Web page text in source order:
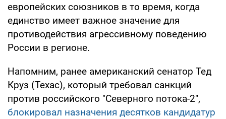
европейских союзников в то время, когда
единство имеет важное значение для
противодействия агрессивному поведению
России в регионе.
Напомним, ранее американский сенатор Тед
Круз (Техас), который требовал санкций
против российского "Северного потока-2",
блокировал назначения десятков кандидатур